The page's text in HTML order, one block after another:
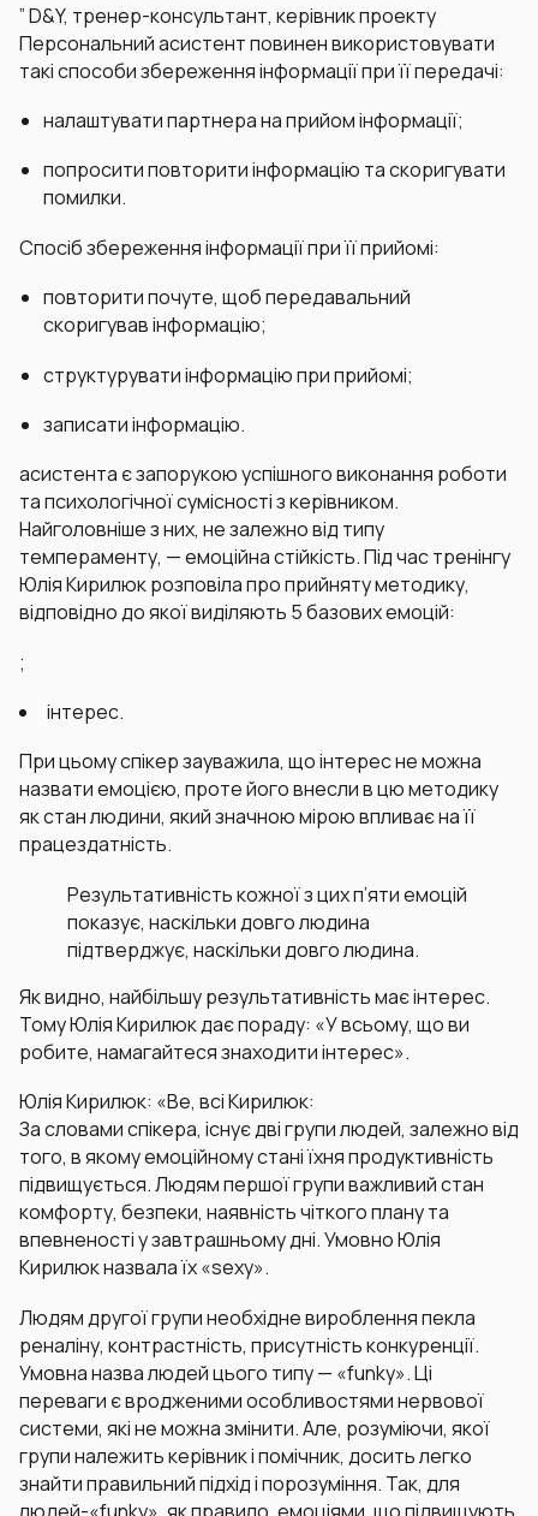
” D&Y, тренер-консультант, керівник проекту
Персональний асистент повинен використовувати
такі способи збереження інформації при її передачі:
налаштувати партнера на прийом інформації;
попросити повторити інформацію та скоригувати
помилки.
Спосіб збереження інформації при її прийомі:
повторити почуте, щоб передавальний
скоригував інформацію;
структурувати інформацію при прийомі;
записати інформацію.
асистента є запорукою успішного виконання роботи
та психологічної сумісності з керівником.
Найголовніше з них, не залежно від типу
темпераменту, — емоційна стійкість. Під час тренінгу
Юлія Кирилюк розповіла про прийняту методику,
відповідно до якої виділяють 5 базових емоцій:
;
інтерес.
При цьому спікер зауважила, що інтерес не можна
назвати емоцією, проте його внесли в цю методику
як стан людини, який значною мірою впливає на її
працездатність.
Результативність кожної з цих п’яти емоцій
показує, наскільки довго людина
підтверджує, наскільки довго людина.
Як видно, найбільшу результативність має інтерес.
Тому Юлія Кирилюк дає пораду: «У всьому, що ви
робите, намагайтеся знаходити інтерес».
Юлія Кирилюк: «Ве, всі Кирилюк:
За словами спікера, існує дві групи людей, залежно від
того, в якому емоційному стані їхня продуктивність
підвищується. Людям першої групи важливий стан
комфорту, безпеки, наявність чіткого плану та
впевненості у завтрашньому дні. Умовно Юлія
Кирилюк назвала їх «sexy».
Людям другої групи необхідне вироблення пекла
реналіну, контрастність, присутність конкуренції.
Умовна назва людей цього типу — «funky». Ці
переваги є вродженими особливостями нервової
системи, які не можна змінити. Але, розуміючи, якої
групи належить керівник і помічник, досить легко
знайти правильний підхід і порозуміння. Так, для